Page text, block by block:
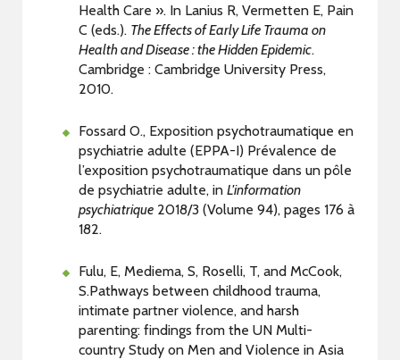
Health Care ». In Lanius R, Vermetten E, Pain
C (eds.). The Effects of Early Life Trauma on
Health and Disease : the Hidden Epidemic.
Cambridge : Cambridge University Press,
2010.
Fossard O., Exposition psychotraumatique en
psychiatrie adulte (EPPA-I) Prévalence de
l’exposition psychotraumatique dans un pôle
de psychiatrie adulte, in L'information
psychiatrique 2018/3 (Volume 94), pages 176 à
182.
Fulu, E, Mediema, S, Roselli, T, and McCook,
S.Pathways between childhood trauma,
intimate partner violence, and harsh
parenting: findings from the UN Multi-
country Study on Men and Violence in Asia